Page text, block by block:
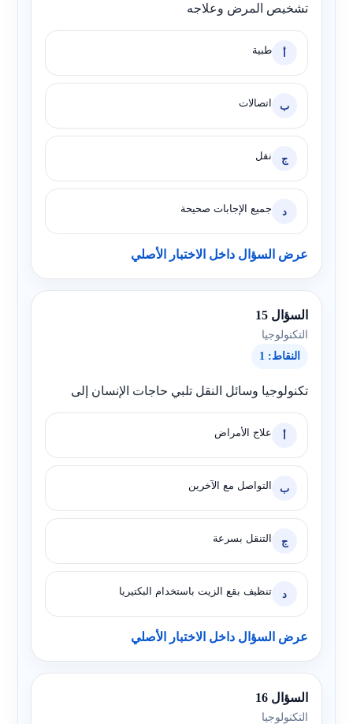
تشخيص المرض وعلاجه
أ طبية
ب اتصالات
ج نقل
د جميع الإجابات صحيحة
عرض السؤال داخل الاختبار الأصلي
السؤال 15
التكنولوجيا
النقاط: 1
تكنولوجيا وسائل النقل تلبي حاجات الإنسان إلى
أ علاج الأمراض
ب التواصل مع الآخرين
ج التنقل بسرعة
د تنظيف بقع الزيت باستخدام البكتيريا
عرض السؤال داخل الاختبار الأصلي
السؤال 16
التكنولوجيا